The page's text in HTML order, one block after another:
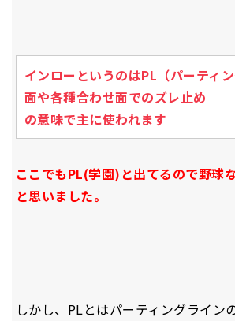
インローというのはPL（パーティン
面や各種合わせ面でのズレ止め
の意味で主に使われます
ここでもPL(学園)と出てるので野球
と思いました。
しかし、PLとはパーティングライン